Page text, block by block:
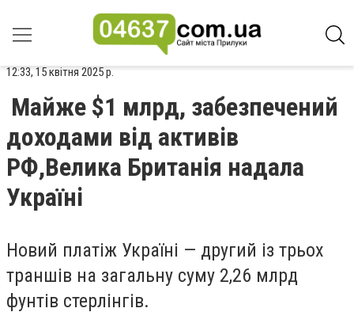
12:33, 15 квітня 2025 р.
Майже $1 млрд, забезпечений
доходами від активів
РФ,Велика Британія надала
Україні
Новий платіж Україні — другий із трьох
траншів на загальну суму 2,26 млрд
фунтів стерлінгів.